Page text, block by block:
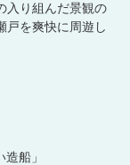
入り組んだ景観の
戸を爽快に周遊し
船」